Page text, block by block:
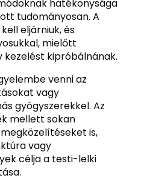
hatékonysága
tudományosan. A
eljárniuk, és
mielőtt
kipróbálnának.
venni az
vagy
gyógyszerekkel. Az
mellett sokan
is,
vagy
célja a testi-lelki